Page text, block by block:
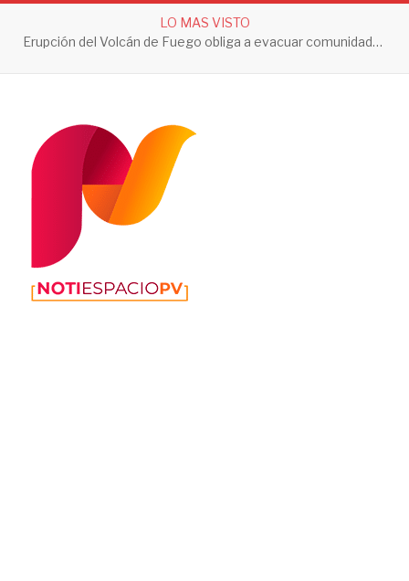
LO MAS VISTO
Erupción del Volcán de Fuego obliga a evacuar comunidades y mantiene en alerta a Guatemala